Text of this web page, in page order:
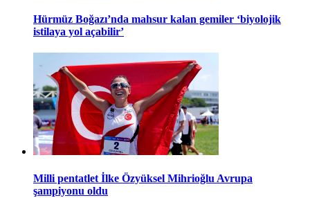
Hürmüz Boğazı’nda mahsur kalan gemiler ‘biyolojik
istilaya yol açabilir’
Milli pentatlet İlke Özyüksel Mihrioğlu Avrupa
şampiyonu oldu